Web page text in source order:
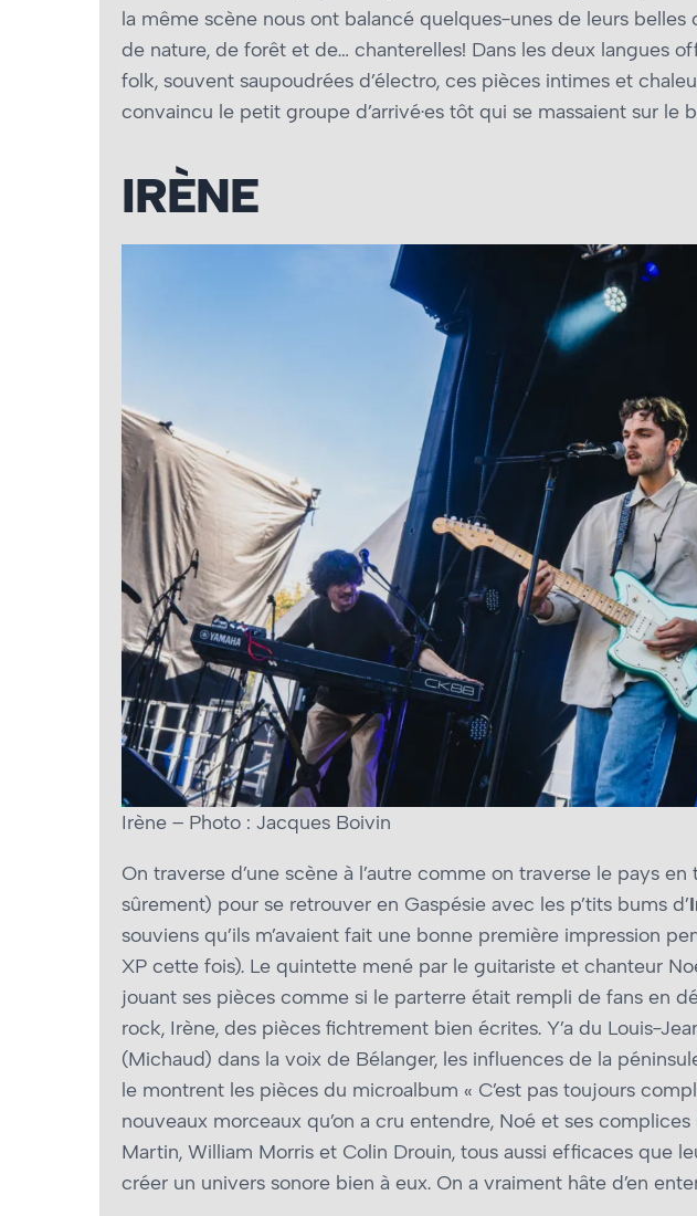
la même scène nous ont balancé quelques-unes de leurs
de nature, de forêt et de… chanterelles! Dans les deux langues
folk, souvent saupoudrées d’électro, ces pièces intimes et
convaincu le petit groupe d’arrivé·es tôt qui se massaient sur le
IRÈNE
Irène – Photo : Jacques Boivin
On traverse d’une scène à l’autre comme on traverse le pays
sûrement) pour se retrouver en Gaspésie avec les p’tits bums d’
souviens qu’ils m’avaient fait une bonne première impression
XP cette fois). Le quintette mené par le guitariste et chanteur
jouant ses pièces comme si le parterre était rempli de fans en
rock, Irène, des pièces fichtrement bien écrites. Y’a du Louis-
(Michaud) dans la voix de Bélanger, les influences de la
le montrent les pièces du microalbum « C’est pas toujours
nouveaux morceaux qu’on a cru entendre, Noé et ses
Martin, William Morris et Colin Drouin, tous aussi efficaces que
créer un univers sonore bien à eux. On a vraiment hâte d’en